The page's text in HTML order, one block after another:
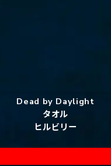
Dead by Daylight
タオル
ヒルビリー